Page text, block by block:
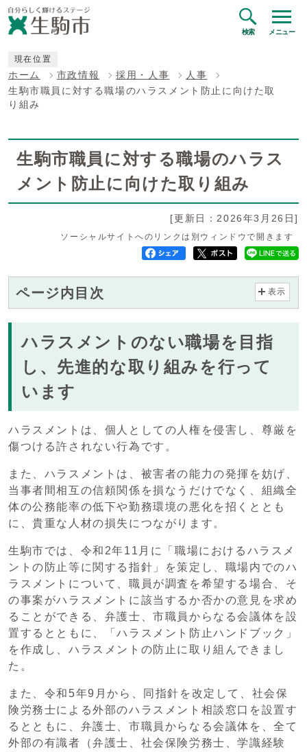
検索 メニュー
現在位置
ホーム 市政情報 採用・人事
人事
生駒市職員に対する職場のハラスメント防止に向けた取
り組み
生駒市職員に対する職場のハラス
メント防止に向けた取り組み
[更新日：2026年3月26日]
ソーシャルサイトへのリンクは別ウィンドウで開きます
ページ内目次 表示
ハラスメントのない職場を目指
し、先進的な取り組みを行って
います
ハラスメントは、個人としての人権を侵害し、尊厳を
傷つける許されない行為です。
また、ハラスメントは、被害者の能力の発揮を妨げ、
当事者間相互の信頼関係を損なうだけでなく、組織全
体の公務能率の低下や勤務環境の悪化を招くととも
に、貴重な人材の損失につながります。
生駒市では、令和2年11月に「職場におけるハラスメ
ントの防止等に関する指針」を策定し、職場内でのハ
ラスメントについて、職員が調査を希望する場合、そ
の事案がハラスメントに該当するか否かの意見を求め
ることができる、弁護士、市職員からなる会議体を設
置するとともに、「ハラスメント防止ハンドブック」
を作成し、ハラスメントの防止に取り組んできまし
た。
また、令和5年9月から、同指針を改定して、社会保
険労務士による外部のハラスメント相談窓口を設置す
るとともに、弁護士、市職員からなる会議体を、全て
外部の有識者（弁護士、社会保険労務士、学識経験